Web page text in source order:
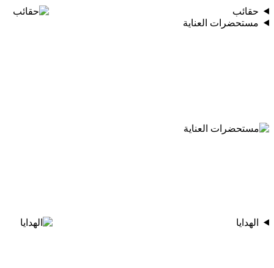
حقائب
مستحضرات العناية
الهدايا